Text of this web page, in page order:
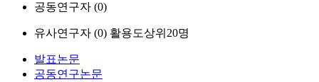
공동연구자 (0)
유사연구자 (0) 활용도상위20명
발표논문
공동연구논문